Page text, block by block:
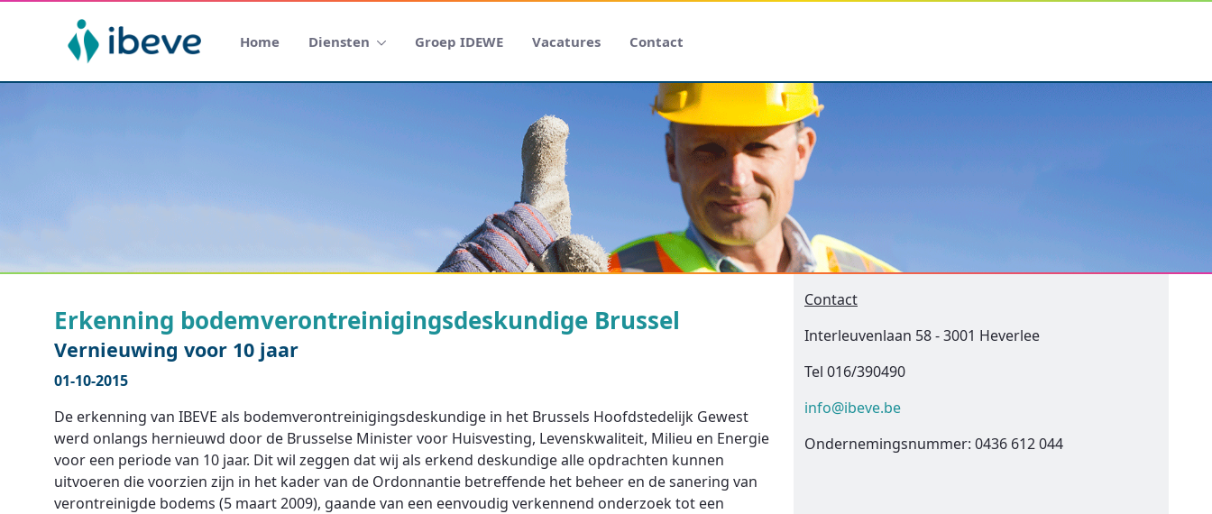
Home Diensten Groep IDEWE Vacatures Contact
Erkenning bodemverontreinigingsdeskundige Brussel
Vernieuwing voor 10 jaar
01-10-2015
De erkenning van IBEVE als bodemverontreinigingsdeskundige in het Brussels Hoofdstedelijk Gewest
werd onlangs hernieuwd door de Brusselse Minister voor Huisvesting, Levenskwaliteit, Milieu en Energie
voor een periode van 10 jaar. Dit wil zeggen dat wij als erkend deskundige alle opdrachten kunnen
uitvoeren die voorzien zijn in het kader van de Ordonnantie betreffende het beheer en de sanering van
verontreinigde bodems (5 maart 2009), gaande van een eenvoudig verkennend onderzoek tot een
Contact
Interleuvenlaan 58 - 3001 Heverlee
Tel 016/390490
info@ibeve.be
Ondernemingsnummer: 0436 612 044